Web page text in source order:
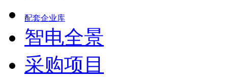
配套企业库
智电全景
采购项目